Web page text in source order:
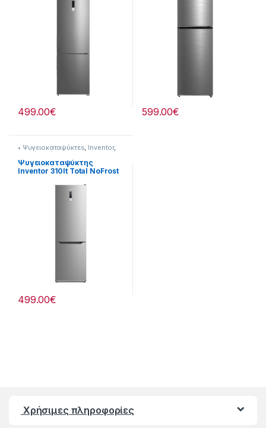
499.00€ 599.00€
• Ψυγειοκαταψύκτεs, Inventor,
Ψυγεία-Ψύξη
Ψυγειοκαταψύκτης
Inventor 310lt Total NoFrost
901264044
499.00€
Χρήσιμες πληροφορίες